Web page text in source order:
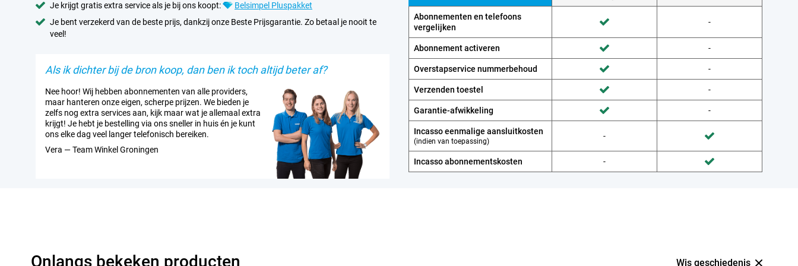
Je krijgt gratis extra service als je bij ons koopt:
Belsimpel Pluspakket
Je bent verzekerd van de beste prijs, dankzij onze Beste Prijsgarantie. Zo betaal je nooit te
veel!
Als ik dichter bij de bron koop, dan ben ik toch altijd beter af?
Nee hoor! Wij hebben abonnementen van alle providers,
maar hanteren onze eigen, scherpe prijzen. We bieden je
zelfs nog extra services aan, kijk maar wat je allemaal extra
krijgt! Je hebt je bestelling via ons sneller in huis én je kunt
ons elke dag veel langer telefonisch bereiken.
Vera — Team Winkel Groningen
Abonnementen en telefoons
vergelijken
Wordt gedaan door Belsimpel Wordt niet gedaan door Provider
-
Abonnement activeren Wordt gedaan door Belsimpel Wordt niet gedaan door Provider
-
Overstapservice nummerbehoud Wordt gedaan door Belsimpel Wordt niet gedaan door Provider
-
Verzenden toestel Wordt gedaan door Belsimpel Wordt niet gedaan door Provider
-
Garantie-afwikkeling Wordt gedaan door Belsimpel Wordt niet gedaan door Provider
-
Incasso eenmalige aansluitkosten
(indien van toepassing)
Wordt niet gedaan door Belsimpel
- Wordt gedaan door Provider
Incasso abonnements­kosten Wordt niet gedaan door Belsimpel
- Wordt gedaan door Provider
Onlangs bekeken producten Wis geschiedenis